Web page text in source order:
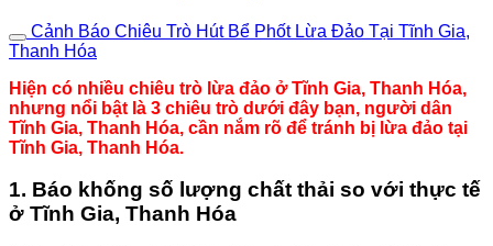
Cảnh Báo Chiêu Trò Hút Bể Phốt Lừa Đảo Tại Tĩnh Gia,
Thanh Hóa
Hiện có nhiều chiêu trò lừa đảo ở Tĩnh Gia, Thanh Hóa,
nhưng nổi bật là 3 chiêu trò dưới đây bạn, người dân
Tĩnh Gia, Thanh Hóa, cần nắm rõ để tránh bị lừa đảo tại
Tĩnh Gia, Thanh Hóa.
1. Báo khống số lượng chất thải so với thực tế
ở Tĩnh Gia, Thanh Hóa